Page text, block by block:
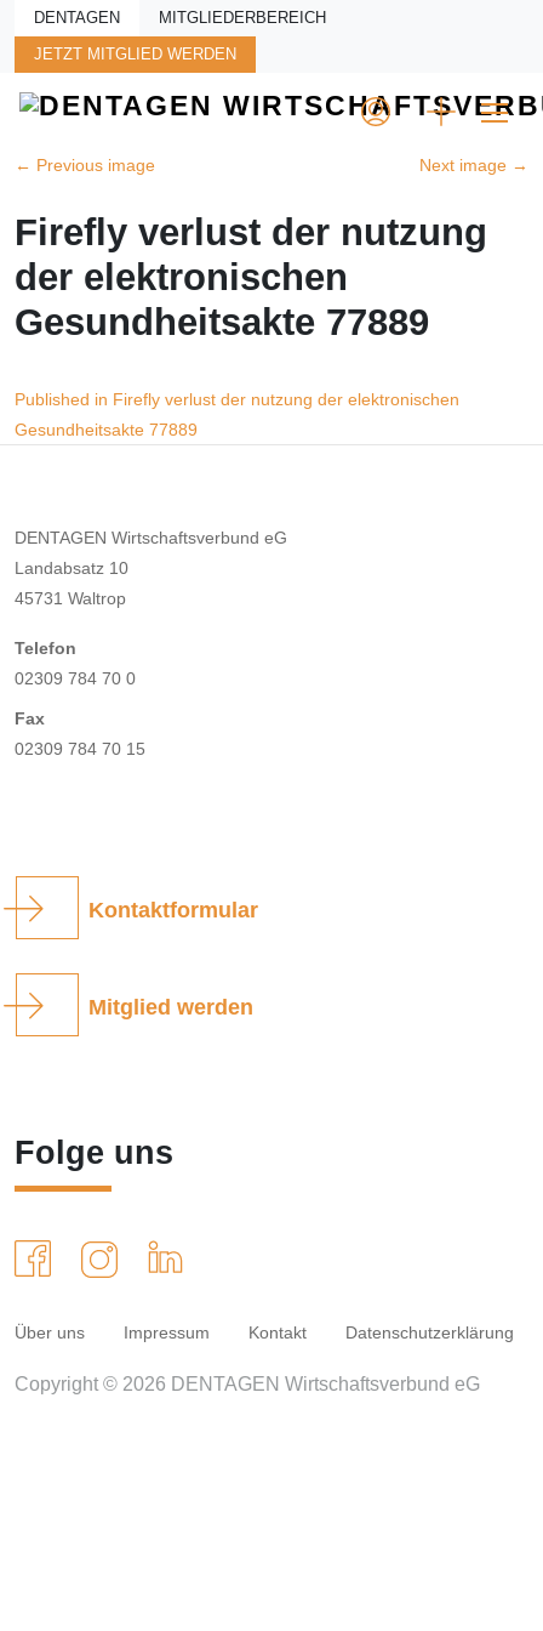
Skip to main content
DENTAGEN MITGLIEDERBEREICH
JETZT MITGLIED WERDEN
← Previous image Next image →
Firefly verlust der nutzung
der elektronischen
Gesundheitsakte 77889
Beitragsnavigation
Published in Firefly verlust der nutzung der elektronischen
Gesundheitsakte 77889
DENTAGEN Wirtschaftsverbund eG
Landabsatz 10
45731 Waltrop
Telefon
02309 784 70 0
Fax
02309 784 70 15
Kontaktformular
Mitglied werden
Folge uns
Über uns Impressum Kontakt Datenschutzerklärung
Copyright © 2026 DENTAGEN Wirtschaftsverbund eG